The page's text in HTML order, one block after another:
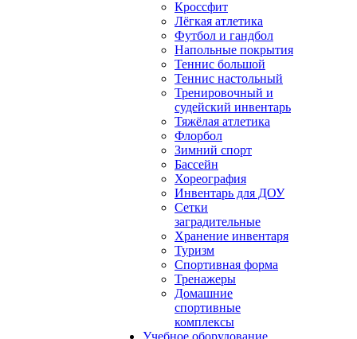
Кроссфит
Лёгкая атлетика
Футбол и гандбол
Напольные покрытия
Теннис большой
Теннис настольный
Тренировочный и
судейский инвентарь
Тяжёлая атлетика
Флорбол
Зимний спорт
Бассейн
Хореография
Инвентарь для ДОУ
Сетки
заградительные
Хранение инвентаря
Туризм
Спортивная форма
Тренажеры
Домашние
спортивные
комплексы
Учебное оборудование